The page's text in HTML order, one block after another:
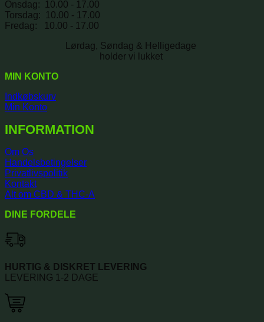
Onsdag: 10.00 - 17.00
Torsdag: 10.00 - 17.00
Fredag: 10.00 - 17.00
Lørdag, Søndag & Helligedage
holder vi lukket
MIN KONTO
Indkøbskurv
Min Konto
INFORMATION
Om Os
Handelsbetingelser
Privatlivspolitik
Kontakt
Alt om CBD & THC-A
DINE FORDELE
HURTIG & DISKRET LEVERING
LEVERING 1-2 DAGE